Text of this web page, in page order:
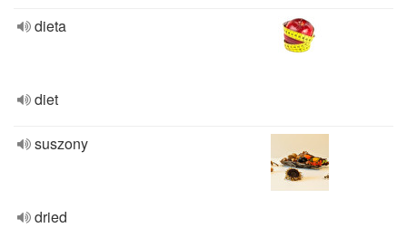
dieta
diet
suszony
dried